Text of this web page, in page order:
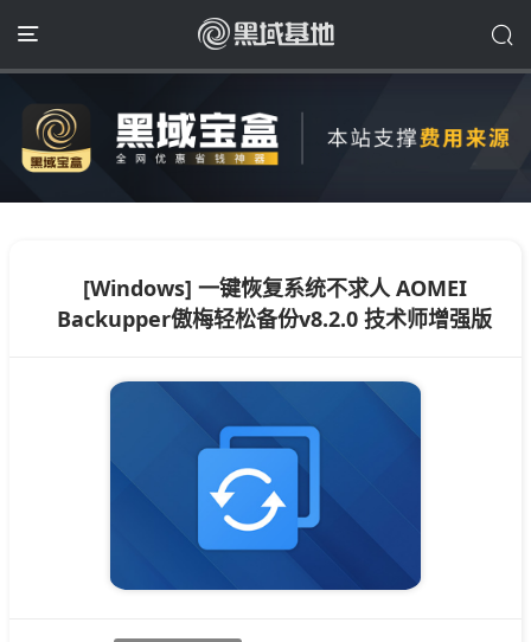
[Windows] 一键恢复系统不求人 AOMEI
Backupper傲梅轻松备份v8.2.0 技术师增强版